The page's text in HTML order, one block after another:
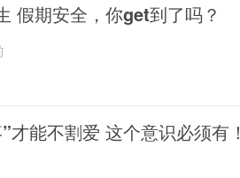
假期安全，你get到了吗？
才能不割爱 这个意识必须有！